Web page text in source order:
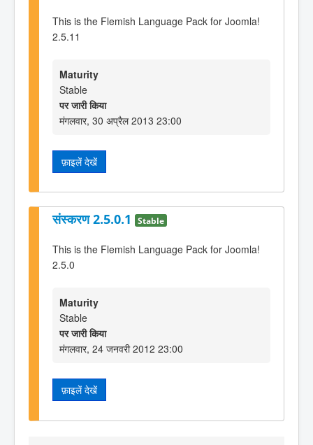
This is the Flemish Language Pack for Joomla!
2.5.11
Maturity
Stable
पर जारी किया
मंगलवार, 30 अप्रैल 2013 23:00
फ़ाइलें देखें
संस्करण 2.5.0.1 Stable
This is the Flemish Language Pack for Joomla!
2.5.0
Maturity
Stable
पर जारी किया
मंगलवार, 24 जनवरी 2012 23:00
फ़ाइलें देखें